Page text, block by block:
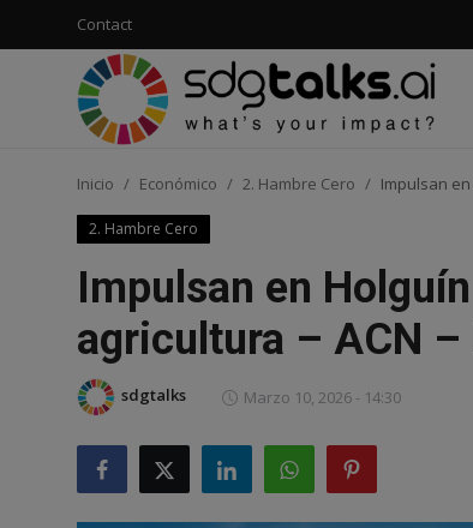
Contact
Acceso
Registro
Económico
Embajadores
Inicio Económico 2. Hambre Cero Impulsan
2. Hambre Cero
Impulsan en
agricultura – ACN
sdgtalks Marzo 10, 2026 - 14:30